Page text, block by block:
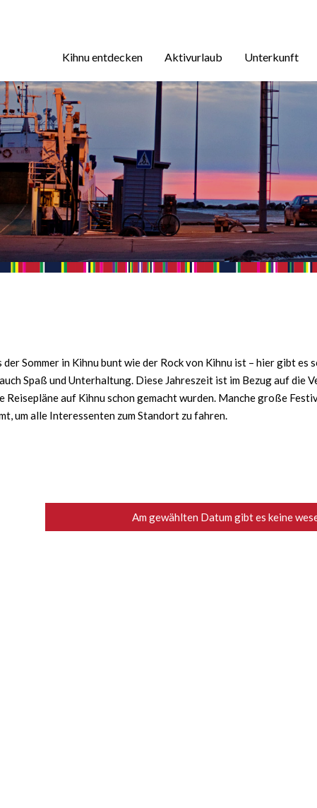
Kihnu entdecken Aktivurlaub Unterkunft
Sommer in Kihnu bunt wie der Rock von Kihnu ist – hier gibt
Spaß und Unterhaltung. Diese Jahreszeit ist im Bezug auf die
Reisepläne auf Kihnu schon gemacht wurden. Manche große
um alle Interessenten zum Standort zu fahren.
Am gewählten Datum gibt es keine